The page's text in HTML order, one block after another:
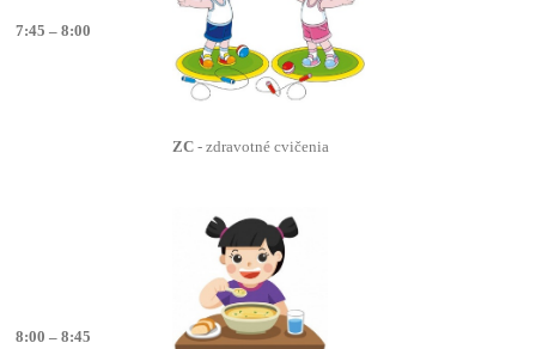
7:45 – 8:00
ZC - zdravotné cvičenia
8:00 – 8:45